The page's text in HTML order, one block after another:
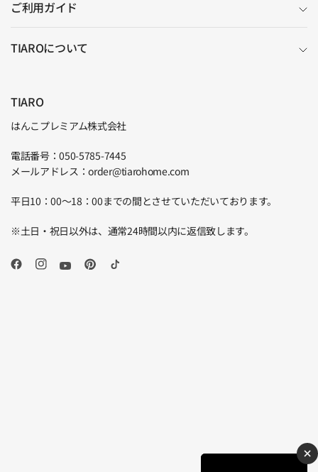
ご利用ガイド
TIAROについて
TIARO
はんこプレミアム株式会社
電話番号：050-5785-7445
メールアドレス：order@tiarohome.com
平日10：00～18：00までの間とさせていただいております。
※土日・祝日以外は、通常24時間以内に返信致します。
×